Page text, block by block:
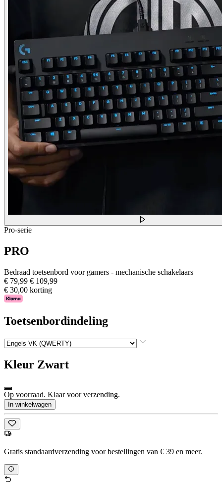
Pro-serie
PRO
Bedraad toetsenbord voor gamers - mechanische schakelaars
€ 79,99 € 109,99
€ 30,00 korting
Toetsenbordindeling
Kleur Zwart
Op voorraad. Klaar voor verzending.
In winkelwagen
Gratis standaardverzending voor bestellingen van € 39 en meer.